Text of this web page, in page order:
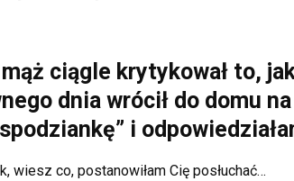
mąż ciągle krytykował to,
dnia wrócił do domu
i
wiesz co, postanowiłam Cię posłuchać…